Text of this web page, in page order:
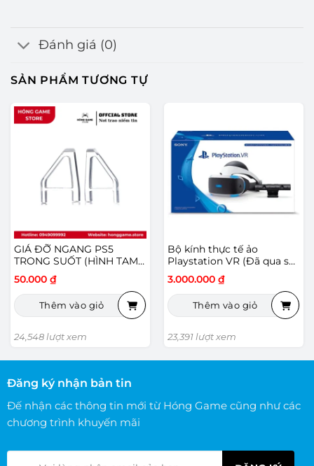
Đánh giá (0)
SẢN PHẨM TƯƠNG TỰ
GIÁ ĐỠ NGANG PS5
TRONG SUỐT (HÌNH TAM
50.000 ₫
Thêm vào giỏ
24,548 lượt xem
Bộ kính thực tế ảo
Playstation VR (Đã qua sử
3.000.000 ₫
Thêm vào giỏ
23,391 lượt xem
Đăng ký nhận bản tin
Đế nhận các thông tin mới từ Hóng Game cũng như các
chương trình khuyến mãi